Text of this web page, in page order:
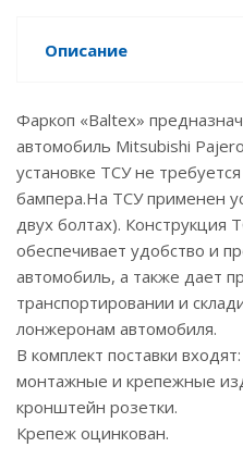
Описание
Фаркоп «Baltex»
автомобиль Mitsubishi
установке ТСУ не
бампера.На ТСУ применен
двух болтах). Конструкция
обеспечивает удобство и
автомобиль, а также дает
транспортировании и
лонжеронам автомобиля.
В комплект поставки входят:
монтажные и крепежные
кронштейн розетки.
Крепеж оцинкован.